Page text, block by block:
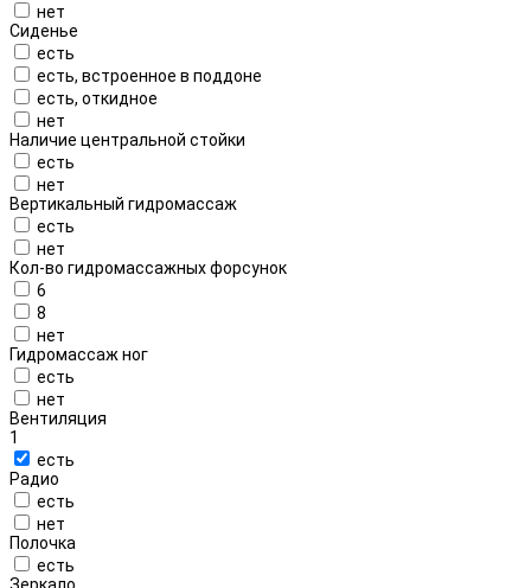
нет
Сиденье
есть
есть, встроенное в поддоне
есть, откидное
нет
Наличие центральной стойки
есть
нет
Вертикальный гидромассаж
есть
нет
Кол-во гидромассажных форсунок
6
8
нет
Гидромассаж ног
есть
нет
Вентиляция
1
есть
Радио
есть
нет
Полочка
есть
Зеркало